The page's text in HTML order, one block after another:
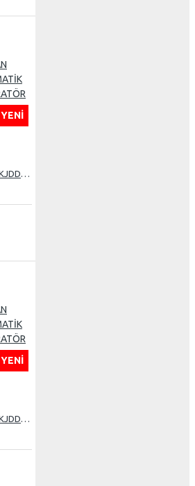
YENI
KJ POWER DOOSAN KJDD 705 KVA OTOMATİK KABİNLİ DİZEL JENERATÖR
YENI
KJ POWER DOOSAN KJDD KVA 510 OTOMATİK KABİNLİ DİZEL JENERATÖR